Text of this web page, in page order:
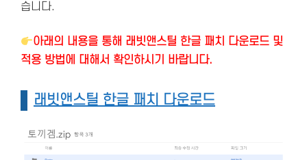
습니다.
아래의 내용을 통해 래빗앤스틸 한글 패치 다운로드 및
적용 방법에 대해서 확인하시기 바랍니다.
래빗앤스틸 한글 패치 다운로드